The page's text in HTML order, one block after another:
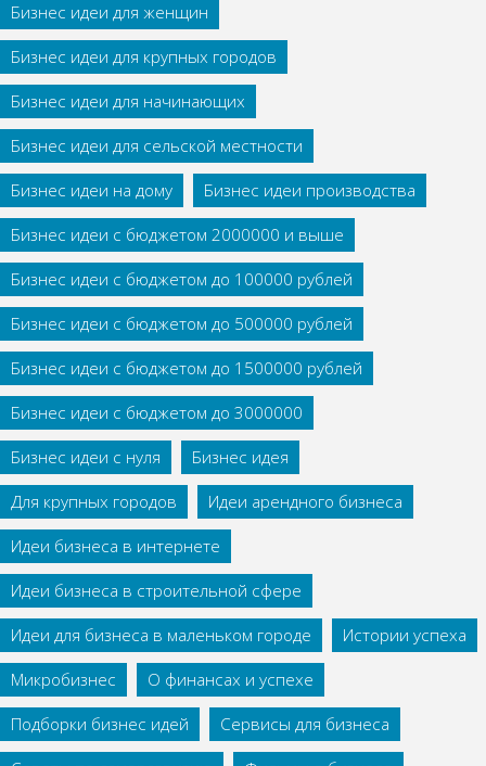
Бизнес идеи для женщин
Бизнес идеи для крупных городов
Бизнес идеи для начинающих
Бизнес идеи для сельской местности
Бизнес идеи на дому
Бизнес идеи производства
Бизнес идеи с бюджетом 2000000 и выше
Бизнес идеи с бюджетом до 100000 рублей
Бизнес идеи с бюджетом до 500000 рублей
Бизнес идеи с бюджетом до 1500000 рублей
Бизнес идеи с бюджетом до 3000000
Бизнес идеи с нуля
Бизнес идея
Для крупных городов
Идеи арендного бизнеса
Идеи бизнеса в интернете
Идеи бизнеса в строительной сфере
Идеи для бизнеса в маленьком городе
Истории успеха
Микробизнес
О финансах и успехе
Подборки бизнес идей
Сервисы для бизнеса